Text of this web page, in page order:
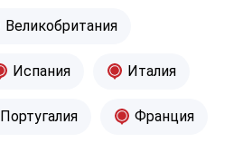
Великобритания
Испания Италия
Португалия Франция